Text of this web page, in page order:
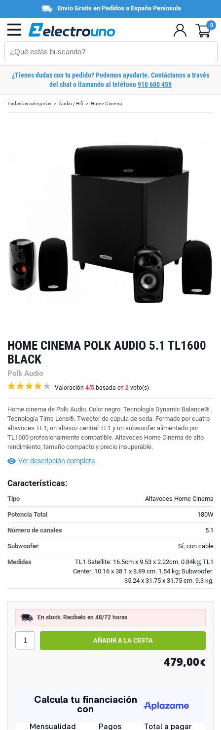
Envío Gratis en Pedidos a España Península
0
¿Tienes dudas con tu pedido? Podemos ayudarte. Contáctanos a través
del chat o llamando al teléfono910 600 459
Todas las categorías Audio / Hifi Home Cinema
HOME CINEMA POLK AUDIO 5.1 TL1600
BLACK
Polk Audio
Valoración 4/5 basada en 2 voto(s)
Home cinema de Polk Audio. Color negro. Tecnología Dynamic Balance® .
Tecnología Time Lens®. Tweeter de cúpula de seda. Formado por cuatro
altavoces TL1, un altavoz central TL1 y un subwoofer alimentado por
TL1600 profesionalmente compatible. Altavoces Home Cinema de alto
rendimiento, tamaño compacto y precio insuperable.
Ver descripción completa
Características:
Tipo Altavoces Home Cinema
Potencia Total 180W
Número de canales 5.1
Subwoofer Sí, con cable
Medidas
TL1 Satellite: 16.5cm x 9.53 x 2.22cm. 0.84kg; TL1
Center: 10.16 x 38.1 x 8.89 cm. 1.54 kg; Subwoofer:
35.24 x 31.75 x 31.75 cm. 9.3 kg.
En stock. Recíbelo en 48/72 horas
479,00€